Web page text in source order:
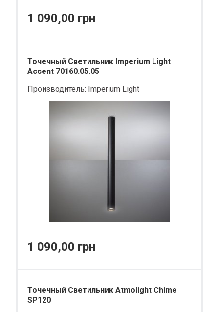
1 090,00 грн
Точечный Светильник Imperium Light
Accent 70160.05.05
Производитель: Imperium Light
1 090,00 грн
Точечный Светильник Atmolight Chime
SP120